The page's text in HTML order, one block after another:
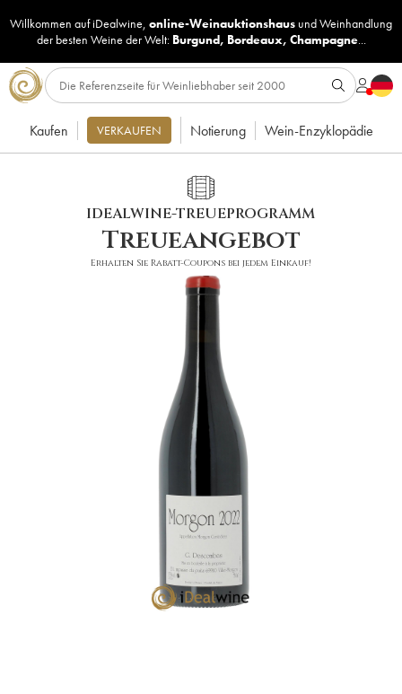
Willkommen auf iDealwine, online-Weinauktionshaus undWeinhandlung
der besten Weine der Welt: Burgund, Bordeaux, Champagne...
Kaufen VERKAUFEN Notierung Wein-Enzyklopädie
IDEALWINE-TREUEPROGRAMM
Treueangebot
Erhalten Sie Rabatt-Coupons bei jedem Einkauf!